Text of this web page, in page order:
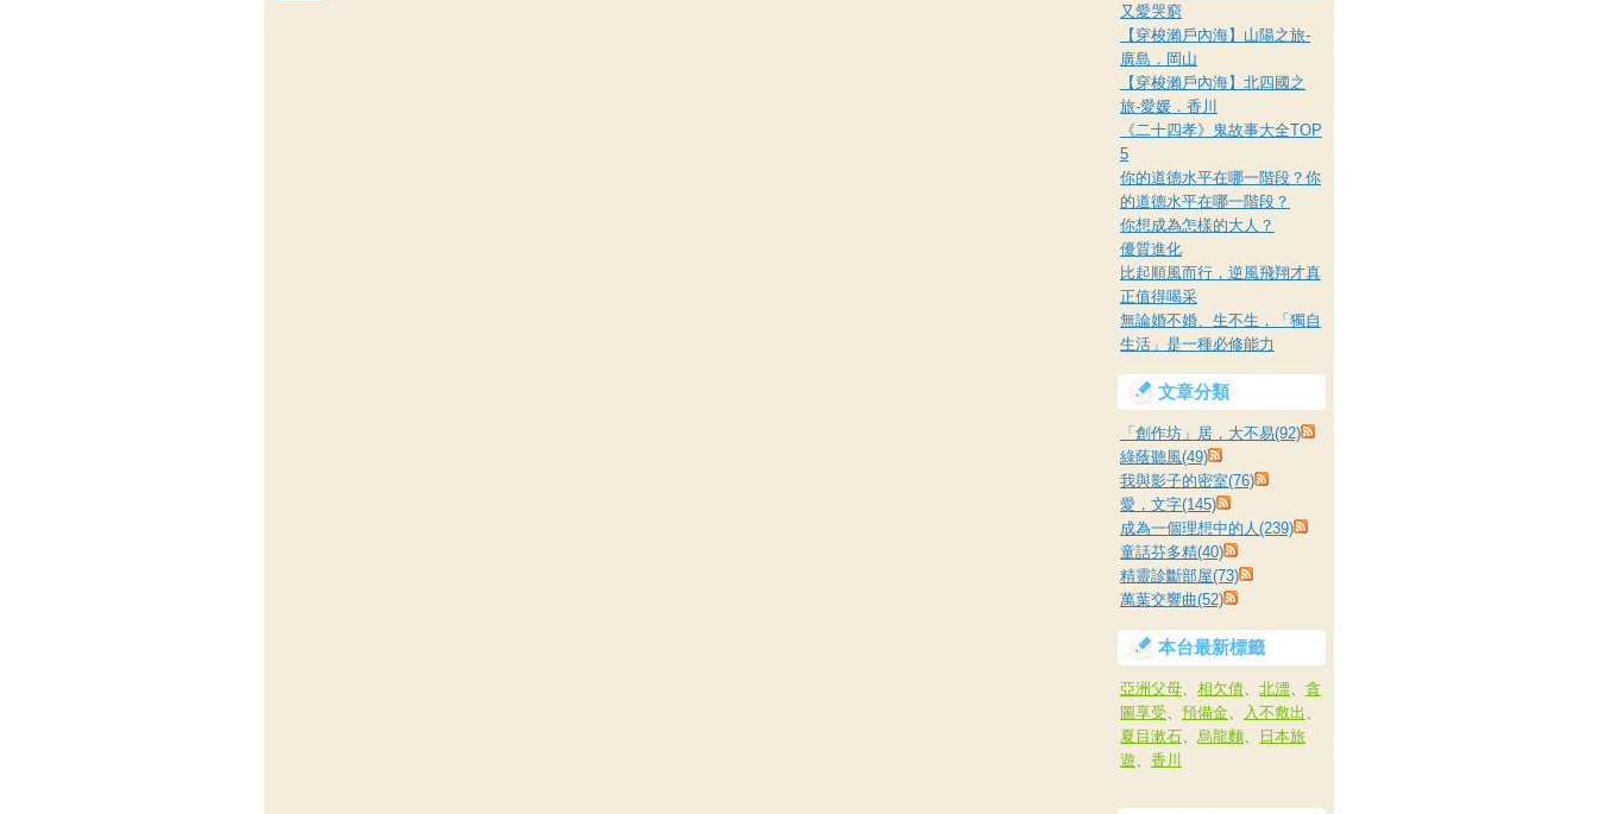
又愛哭窮
【穿梭瀨戶內海】山陽之旅-
廣島．岡山
【穿梭瀨戶內海】北四國之
旅-愛媛．香川
《二十四孝》鬼故事大全TOP
5
你的道德水平在哪一階段？你
的道德水平在哪一階段？
你想成為怎樣的大人？
優質進化
比起順風而行，逆風飛翔才真
正值得喝采
無論婚不婚、生不生，「獨自
生活」是一種必修能力
文章分類
「創作坊」居，大不易(92)
綠蔭聽風(49)
我與影子的密室(76)
愛，文字(145)
成為一個理想中的人(239)
童話芬多精(40)
精靈診斷部屋(73)
萬葉交響曲(52)
本台最新標籤
亞洲父母、 相欠債、 北漂、 貪
圖享受、 預備金、 入不敷出 、
夏目漱石、 烏龍麵、
日本旅
遊、 香川